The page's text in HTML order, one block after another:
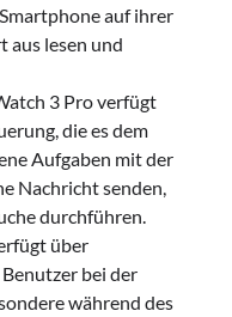
auf ihrer
aus lesen und
3 Pro verfügt
die es dem
Aufgaben mit der
Nachricht senden,
durchführen.
über
bei der
während des